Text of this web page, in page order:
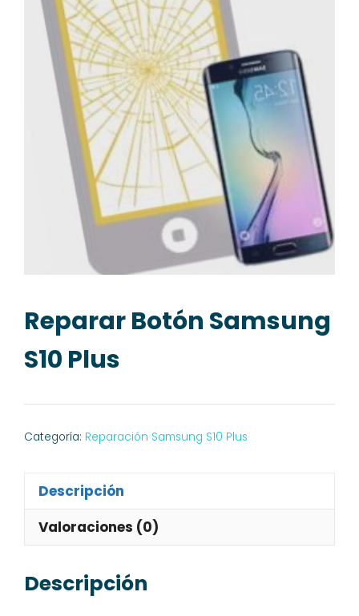
Reparar Botón Samsung
S10 Plus
Categoría: Reparación Samsung S10 Plus
Descripción
Valoraciones (0)
Descripción